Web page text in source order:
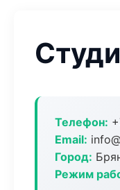
Телефон:
Email:
Город:
Режим